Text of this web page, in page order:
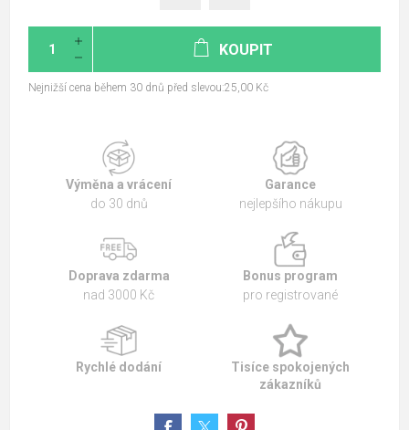
KOUPIT
Nejnižší cena během 30 dnů před slevou:25,00 Kč
Výměna a vrácení
do 30 dnů
Garance
nejlepšího nákupu
Doprava zdarma
nad 3000 Kč
Bonus program
pro registrované
Rychlé dodání
Tisíce spokojených
zákazníků